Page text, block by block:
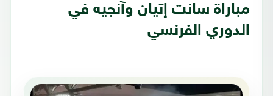
مباراة سانت إتيان وآنجيه في
الدوري الفرنسي